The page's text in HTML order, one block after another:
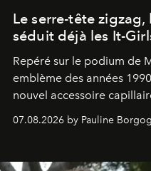
Le serre-tête
séduit déjà les It-
Repéré sur le podium de
emblème des années
nouvel accessoire
07.08.2026 by Pauline